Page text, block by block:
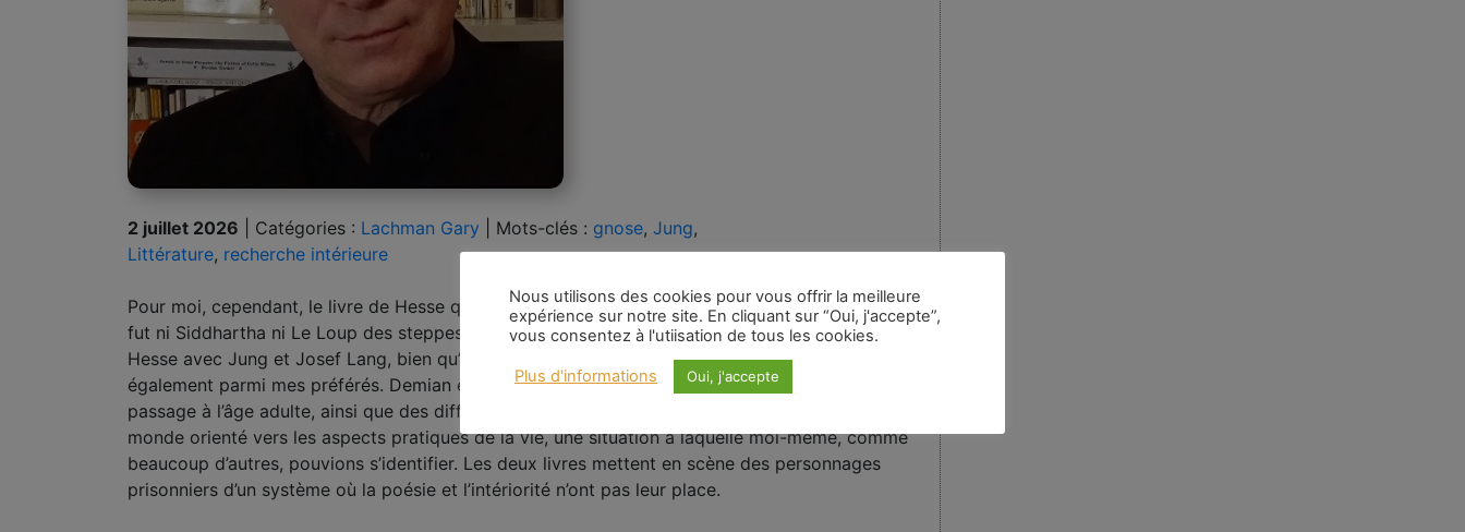
2 juillet 2026 Catégories : Lachman Gary Mots-clés : gnose, Jung,
Littérature, recherche intérieure
Pour moi, cependant, le livre de Hesse qui eut le plus grand effet durant mon adolescence ne
fut ni Siddhartha ni Le Loup des steppes, mais Demian, l’œuvre qui naquit après de l’analyse de
Hesse avec Jung et Josef Lang, bien qu’un ouvrage antérieur, Sous la roue (1906), fût
également parmi mes préférés. Demian et Sous la roue traitent tous deux de l’adolescence et du
passage à l’âge adulte, ainsi que des difficultés que rencontrent les jeunes sensibles dans un
monde orienté vers les aspects pratiques de la vie, une situation à laquelle moi-même, comme
beaucoup d’autres, pouvions s’identifier. Les deux livres mettent en scène des personnages
prisonniers d’un système où la poésie et l’intériorité n’ont pas leur place.
Nous utilisons des cookies pour vous offrir la meilleure
expérience sur notre site. En cliquant sur “Oui, j'accepte”,
vous consentez à l'utiisation de tous les cookies.
Plus d'informations Oui, j'accepte